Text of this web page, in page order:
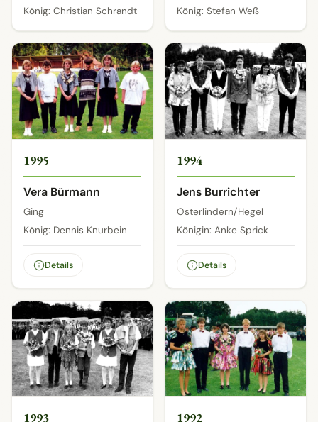
König: Christian Schrandt
König: Stefan Weß
1995
Vera Bürmann
Ging
König: Dennis Knurbein
Details
1994
Jens Burrichter
Osterlindern/Hegel
Königin: Anke Sprick
Details
1993 1992